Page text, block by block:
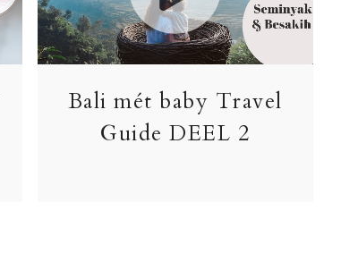
Bali mét baby Travel
Guide DEEL 2